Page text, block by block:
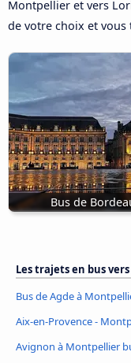
Montpellier et vers
de votre choix et vous
Bus de
Les trajets en bus
Bus de Agde à
Aix-en-Provence -
Avignon à Montpellier